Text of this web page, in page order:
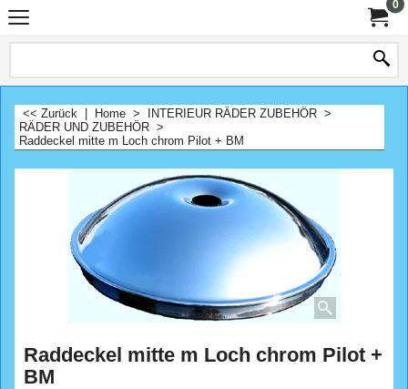
0
<< Zurück Home > INTERIEUR RÄDER ZUBEHÖR >
RÄDER UND ZUBEHÖR >
Raddeckel mitte m Loch chrom Pilot + BM
Raddeckel mitte m Loch chrom Pilot +
BM